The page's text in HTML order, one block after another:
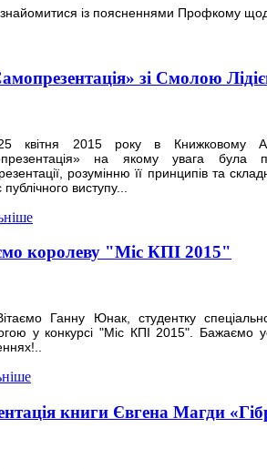
із поясненнями Профкому
зі Смолою
квітня 2015 року в Книжковому
на якому увага була
розумінню її принципів та
публічного виступу...
королеву "Міс КПІ 2015"
Ганну Юнак, студентку
у конкурсі "Міс КПІ 2015". Бажаємо
книги Євгена Магди